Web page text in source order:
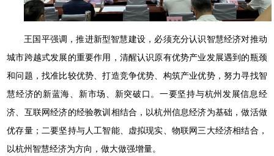
王国平强调，推进新型智慧建设，必须充分认识智慧经济对推动
城市跨越式发展的重要作用，清醒认识原有优势产业发展遇到的瓶颈
和问题，找准比较优势、打造竞争优势、构筑产业优势，努力寻找智
慧经济的新蓝海、新市场、新突破口。一要坚持与杭州发展信息经
济、互联网经济的经验教训相结合，以杭州信息经济为基础，做活做
优存量；二要坚持与人工智能、虚拟现实、物联网三大经济相结合，
以杭州智慧经济为方向，做大做强增量。